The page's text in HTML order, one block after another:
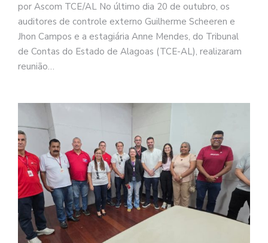
por Ascom TCE/AL No último dia 20 de outubro, os
auditores de controle externo Guilherme Scheeren e
Jhon Campos e a estagiária Anne Mendes, do Tribunal
de Contas do Estado de Alagoas (TCE-AL), realizaram
reunião…